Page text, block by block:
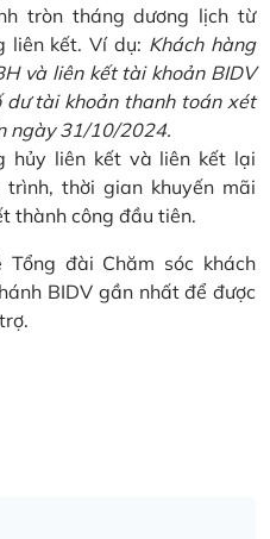
tròn tháng dương lịch từ
liên kết. Ví dụ: Khách hàng
và liên kết tài khoản BIDV
tài khoản thanh toán xét
ngày 31/10/2024.
hủy liên kết và liên kết lại
thời gian khuyến mãi
thành công đầu tiên.
đài Chăm sóc khách
BIDV gần nhất để được